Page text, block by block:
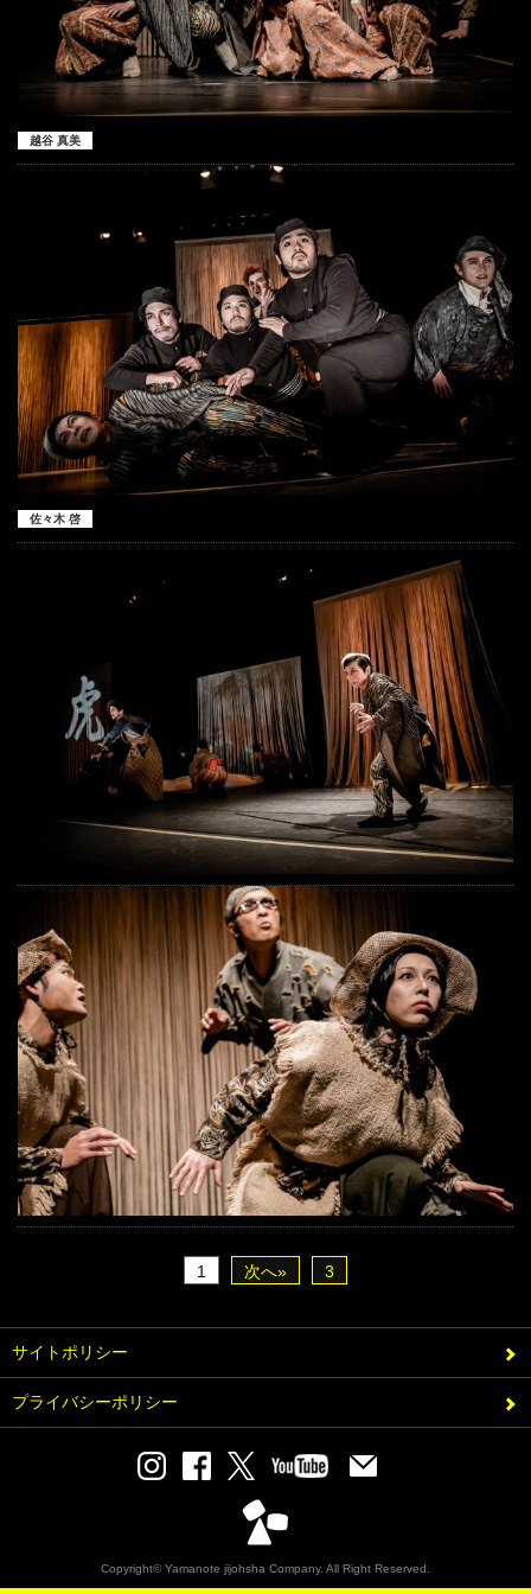
越谷 真美
佐々木 啓
1 次へ» 3
サイトポリシー
プライバシーポリシー
Copyright© Yamanote jijohsha Company. All Right Reserved.